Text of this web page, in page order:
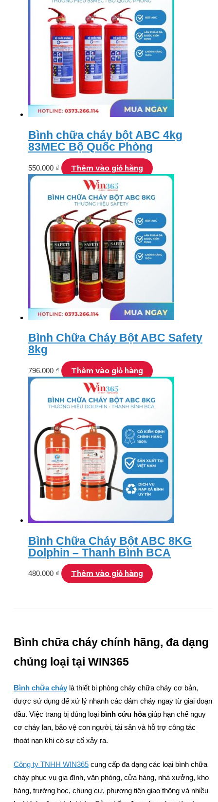
Bình chữa cháy bột ABC 4kg
83MEC Bộ Quốc Phòng
550.000 ₫ Thêm vào giỏ hàng
Bình Chữa Cháy Bột ABC Safety
8kg
796.000 ₫ Thêm vào giỏ hàng
Bình Chữa Cháy Bột ABC 8KG
Dolphin – Thanh Bình BCA
480.000 ₫ Thêm vào giỏ hàng
Bình chữa cháy chính hãng, đa dạng
chủng loại tại WIN365
Bình chữa cháy là thiết bị phòng cháy chữa cháy cơ bản,
được sử dụng để xử lý nhanh các đám cháy ngay từ giai đoạn
đầu. Việc trang bị đúng loại bình cứu hỏagiúp hạn chế nguy
cơ cháy lan, bảo vệ con người, tài sản và hỗ trợ công tác
thoát nạn khi có sự cố xảy ra.
Công ty TNHH WIN365 cung cấp đa dạng các loại bình chữa
cháy phục vụ gia đình, văn phòng, cửa hàng, nhà xưởng, kho
hàng, trường học, chung cư, phương tiện giao thông và nhiều